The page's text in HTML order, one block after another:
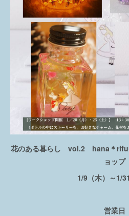
花のある暮らし vol.2 hana＊
ョップ
1/9（木）～1/
営業日